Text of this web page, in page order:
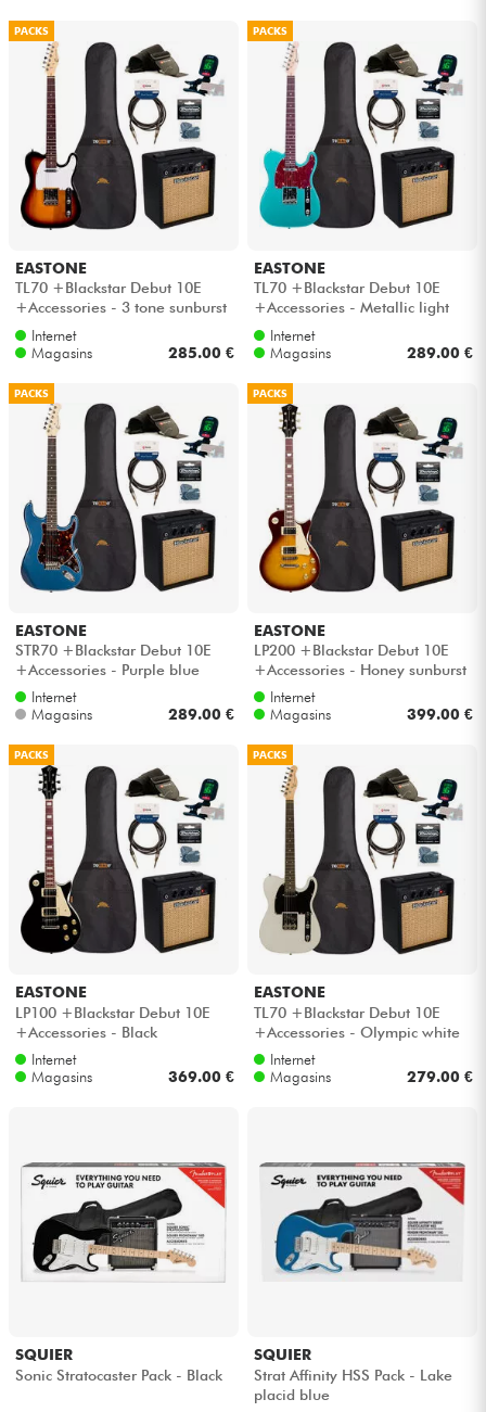
HiFi
Packs
Voir nos marques
PACKS
EASTONE
TL70 +Blackstar Debut 10E
+Accessories - 3 tone sunburst
Internet
Magasins
285.00 €
PACKS
EASTONE
TL70 +Blackstar Debut 10E
+Accessories - Metallic light
blueInternet
Magasins
289.00 €
PACKS
EASTONE
STR70 +Blackstar Debut 10E
+Accessories - Purple blue
Internet
Magasins
289.00 €
PACKS
EASTONE
LP200 +Blackstar Debut 10E
+Accessories - Honey sunburst
Internet
Magasins
399.00 €
PACKS
EASTONE
LP100 +Blackstar Debut 10E
+Accessories - Black
Internet
Magasins
369.00 €
PACKS
EASTONE
TL70 +Blackstar Debut 10E
+Accessories - Olympic white
Internet
Magasins
279.00 €
SQUIER
Sonic Stratocaster Pack - Black
SQUIER
Strat Affinity HSS Pack - Lake
placid blue